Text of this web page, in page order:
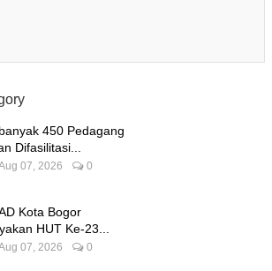
450 Pedagang
Difasilitasi...
07, 2026 0
Kota Bogor
HUT Ke-23...
07, 2026 0